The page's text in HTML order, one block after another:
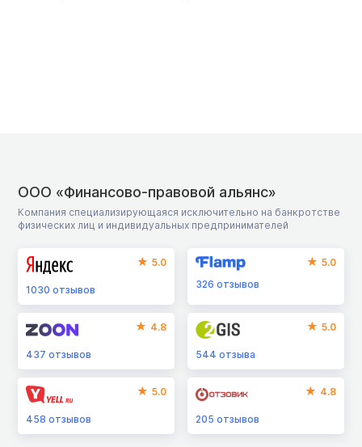
ООО «Финансово-правовой альянс»
Компания специализирующаяся исключительно на банкротстве
физических лиц и индивидуальных предпринимателей
5.0
1030 отзывов
5.0
326отзывов
4.8
437 отзывов
5.0
544отзыва
5.0
458 отзывов
4.8
205отзывов